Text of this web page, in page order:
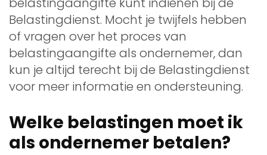
Belastingdienst. Mocht je twijfels hebben
of vragen over het proces van
belastingaangifte als ondernemer, dan
kun je altijd terecht bij de Belastingdienst
voor meer informatie en ondersteuning.
Welke belastingen moet ik
als ondernemer betalen?